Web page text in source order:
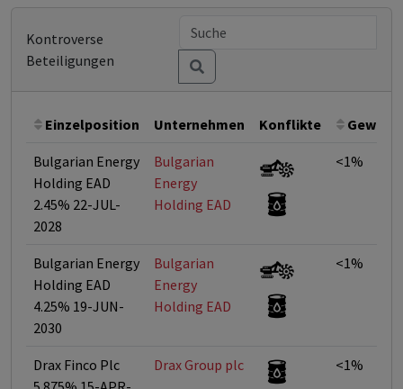
Kontroverse
Beteiligungen
Einzelposition Unternehmen Konflikte
Bulgarian Energy
Holding EAD
2.45% 22-JUL-
2028
Bulgarian
Energy
Holding EAD
<1%
Bulgarian Energy
Holding EAD
4.25% 19-JUN-
2030
Bulgarian
Energy
Holding EAD
<1%
Drax Finco Plc
Drax Group plc <1%